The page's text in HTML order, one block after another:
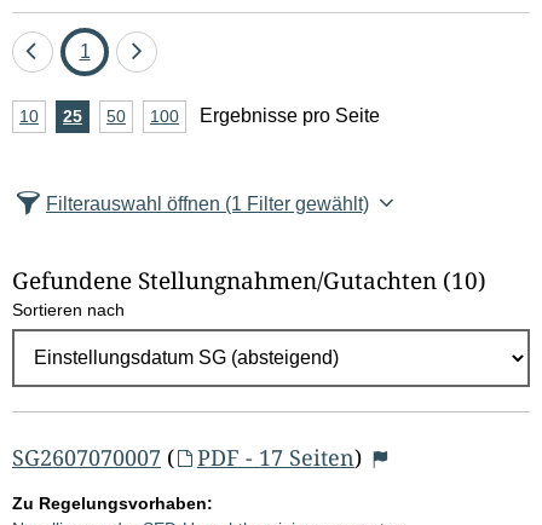
Eine
zurück
Seite
1
Eine
vor
A
z
l
E
g
e
b
10Ergebnisse
25Ergebnisse
50Ergebnisse
100Ergebnisse
Ergebnisse pro Seite
Filterauswahl öffnen (1 Filter gewählt)
Gefundene Stellungnahmen/⁠Gutachten (10)
Sortieren nach
SG2607070007 ( PDF - 17 Seiten)
Zu Regelungsvorhaben: